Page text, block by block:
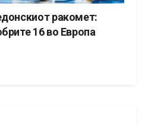
ракомет:
16 во Европа